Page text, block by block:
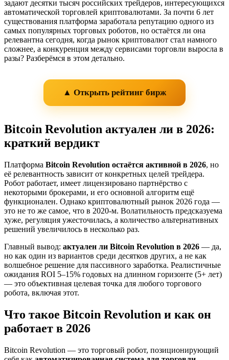
задают десятки тысяч российских трейдеров, интересующихся
автоматической торговлей криптовалютами. За почти 6 лет
существования платформа заработала репутацию одного из
самых популярных торговых роботов, но остаётся ли она
релевантна сегодня, когда рынок криптовалют стал намного
сложнее, а конкуренция между сервисами торговли выросла в
разы? Разберёмся в этом детально.
▲ Открыть рейтинг бирж
Bitcoin Revolution актуален ли в 2026:
краткий вердикт
Платформа Bitcoin Revolution остаётся активной в 2026, но
её релевантность зависит от конкретных целей трейдера.
Робот работает, имеет лицензировано партнёрство с
некоторыми брокерами, и его основной алгоритм ещё
функционален. Однако криптовалютный рынок 2026 года —
это не то же самое, что в 2020-м. Волатильность предсказуема
хуже, регуляция ужесточилась, а количество альтернативных
решений увеличилось в несколько раз.
Главный вывод: актуален ли Bitcoin Revolution в 2026 — да,
но как один из вариантов среди десятков других, а не как
волшебное решение для пассивного заработка. Реалистичные
ожидания ROI 5–15% годовых на длинном горизонте (5+ лет)
— это объективная целевая точка для любого торгового
робота, включая этот.
Что такое Bitcoin Revolution и как он
работает в 2026
Bitcoin Revolution — это торговый робот, позиционирующий